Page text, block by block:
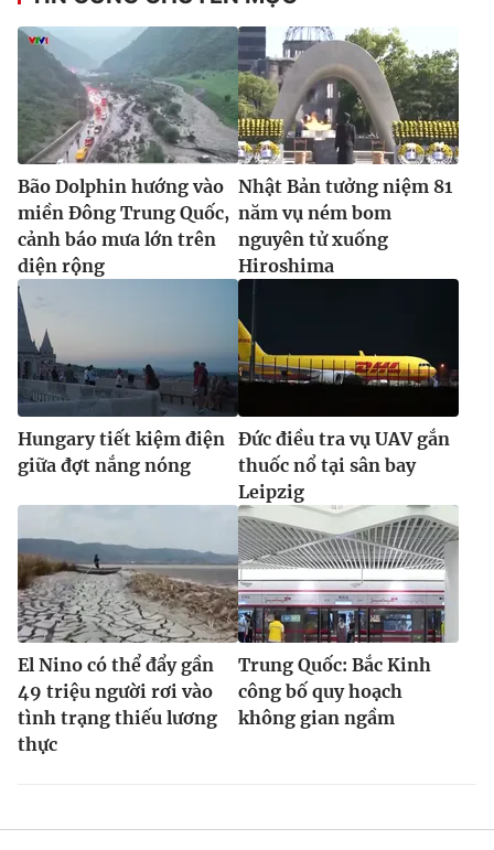
Bão Dolphin hướng vào
miền Đông Trung Quốc,
cảnh báo mưa lớn trên
diện rộng
Nhật Bản tưởng niệm 81
năm vụ ném bom
nguyên tử xuống
Hiroshima
Hungary tiết kiệm điện
giữa đợt nắng nóng
Đức điều tra vụ UAV gắn
thuốc nổ tại sân bay
Leipzig
El Nino có thể đẩy gần
49 triệu người rơi vào
tình trạng thiếu lương
thực
Trung Quốc: Bắc Kinh
công bố quy hoạch
không gian ngầm